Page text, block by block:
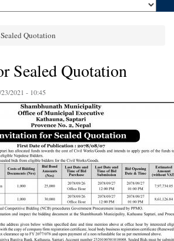
Quotation
Sealed Quotation
2021 - 10:45